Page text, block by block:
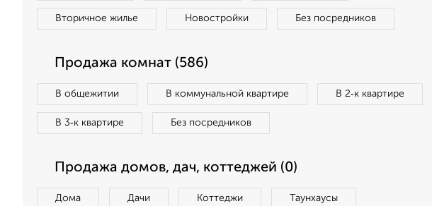
Вторичное жилье Новостройки Без посредников
Продажа комнат (586)
В общежитии В коммунальной квартире В 2‑к квартире
В 3‑к квартире Без посредников
Продажа домов, дач, коттеджей (0)
Дома Дачи Коттеджи Таунхаусы